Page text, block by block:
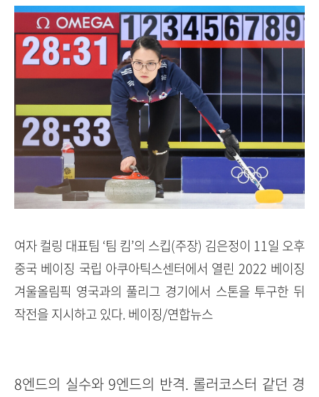
여자 컬링 대표팀 ‘팀 킴’의 스킵(주장) 김은정이 11일 오후
중국 베이징 국립 아쿠아틱스센터에서 열린 2022 베이징
겨울올림픽 영국과의 풀리그 경기에서 스톤을 투구한 뒤
작전을 지시하고 있다. 베이징/연합뉴스
8엔드의 실수와 9엔드의 반격. 롤러코스터 같던 경